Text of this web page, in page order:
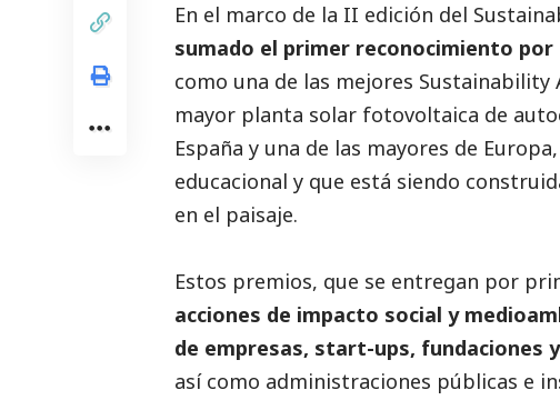
En el marco de la II edición del
sumado el primer reconocimiento por
como una de las mejores
mayor planta solar fotovoltaica de
España y una de las mayores de
educacional y que está siendo
en el paisaje.
Estos premios, que se entregan por
acciones de impacto social y
de empresas, start-ups, fundaciones
así como administraciones públicas e